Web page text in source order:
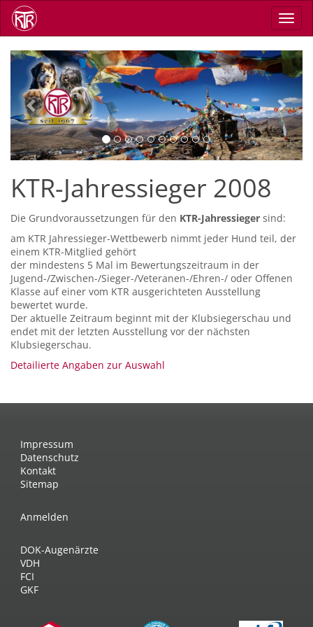
Direkt
zum
Inhalt
Previous Next
KTR-Jahressieger 2008
Die Grundvoraussetzungen für den KTR-Jahressieger sind:
am KTR Jahressieger-Wettbewerb nimmt jeder Hund teil, der
einem KTR-Mitglied gehört
der mindestens 5 Mal im Bewertungszeitraum in der
Jugend-/Zwischen-/Sieger-/Veteranen-/Ehren-/ oder Offenen
Klasse auf einer vom KTR ausgerichteten Ausstellung
bewertet wurde.
Der aktuelle Zeitraum beginnt mit der Klubsiegerschau und
endet mit der letzten Ausstellung vor der nächsten
Klubsiegerschau.
Detailierte Angaben zur Auswahl
Impressum
Datenschutz
Kontakt
Sitemap
Anmelden
DOK-Augenärzte
VDH
FCI
GKF